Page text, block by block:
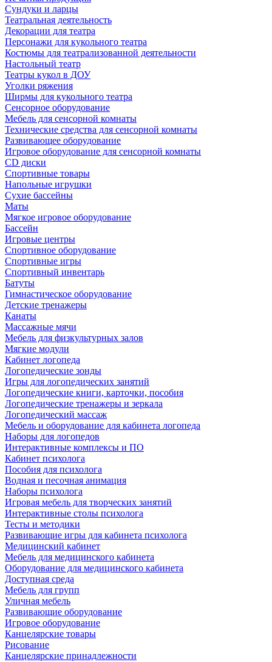
Сундуки и ларцы
Театральная деятельность
Декорации для театра
Персонажи для кукольного театра
Костюмы для театрализованной деятельности
Настольный театр
Театры кукол в ДОУ
Уголки ряжения
Ширмы для кукольного театра
Сенсорное оборудование
Мебель для сенсорной комнаты
Технические средства для сенсорной комнаты
Развивающее оборудование
Игровое оборудование для сенсорной комнаты
CD диски
Спортивные товары
Напольные игрушки
Сухие бассейны
Маты
Мягкое игровое оборудование
Бассейн
Игровые центры
Спортивное оборудование
Спортивные игры
Спортивный инвентарь
Батуты
Гимнастическое оборудование
Детские тренажеры
Канаты
Массажные мячи
Мебель для физкультурных залов
Мягкие модули
Кабинет логопеда
Логопедические зонды
Игры для логопедических занятий
Логопедические книги, карточки, пособия
Логопедические тренажеры и зеркала
Логопедический массаж
Мебель и оборудование для кабинета логопеда
Наборы для логопедов
Интерактивные комплексы и ПО
Кабинет психолога
Пособия для психолога
Водная и песочная анимация
Наборы психолога
Игровая мебель для творческих занятий
Интерактивные столы психолога
Тесты и методики
Развивающие игры для кабинета психолога
Медицинский кабинет
Мебель для медицинского кабинета
Оборудование для медицинского кабинета
Доступная среда
Мебель для групп
Уличная мебель
Развивающие оборудование
Игровое оборудование
Канцелярские товары
Рисование
Канцелярские принадлежности